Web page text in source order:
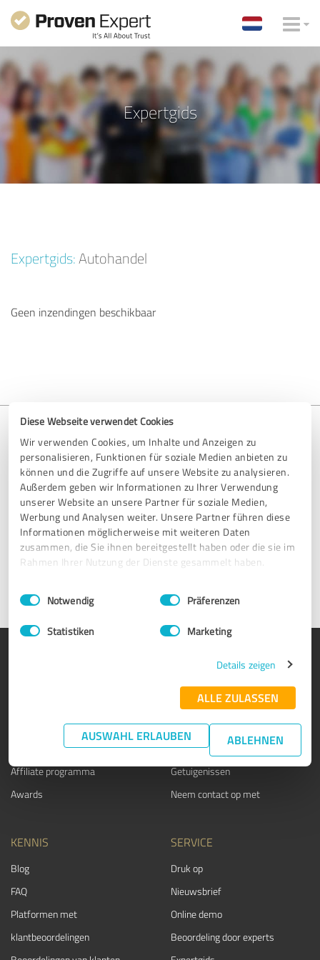
Diese Webseite verwendet Cookies
Wir verwenden Cookies, um Inhalte und Anzeigen zu
personalisieren, Funktionen für soziale Medien anbieten zu
können und die Zugriffe auf unsere Website zu analysieren.
Außerdem geben wir Informationen zu Ihrer Verwendung
unserer Website an unsere Partner für soziale Medien,
Werbung und Analysen weiter. Unsere Partner führen diese
Informationen möglicherweise mit weiteren Daten
zusammen, die Sie ihnen bereitgestellt haben oder die sie im
Rahmen Ihrer Nutzung der Dienste gesammelt haben.
Impressum Datenschutzbestimmungen
Einwilligungsauswahl
Notwendig Präferenzen
Statistiken Marketing
Details zeigen
ALLE ZULASSEN
AUSWAHL ERLAUBEN ABLEHNEN
Expertgids
Expertgids:Autohandel
Geen inzendingen beschikbaar
Ontbreekt je invoer?
We helpen je graag om je profiel op te zetten. Stuur ons een e-
mail op support@provenexpert.com of neem contact met ons
op via het contactformulier.
Neem contact op
Ondernemers Suite
Affiliate programma
Awards
Ons bedrijf
Team
Carrière
Getuigenissen
Neem contact op met
KENNIS
Blog
FAQ
Platformen met
klantbeoordelingen
SERVICE
Druk op
Nieuwsbrief
Online demo
Beoordeling door experts